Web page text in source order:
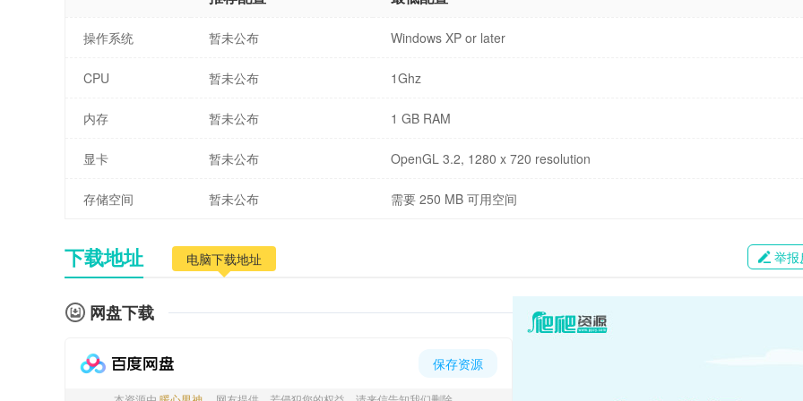
操作系统 暂未公布 Windows XP or later
CPU 暂未公布 1Ghz
内存 暂未公布 1 GB RAM
显卡 暂未公布 OpenGL 3.2, 1280 x 720 resolution
存储空间 暂未公布 需要 250 MB 可用空间
下载地址 电脑下载地址 举报
网盘下载
保存资源